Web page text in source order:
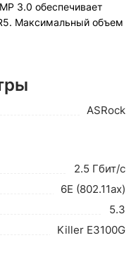
3.0 обеспечивает
Максимальный объем
ASRock
2.5 Гбит/с
6E (802.11ax)
5.3
Killer E3100G